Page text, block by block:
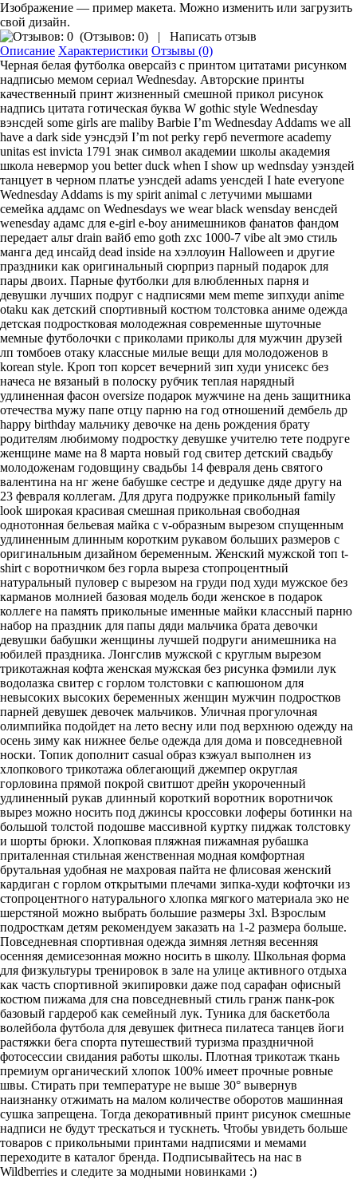
Изображение — пример макета. Можно изменить или загрузить
свой дизайн.
(Отзывов: 0) |
Написать отзыв
Описание Характеристики Отзывы (0)
Черная белая футболка оверсайз с принтом цитатами рисунком
надписью мемом сериал Wednesday. Авторские принты
качественный принт жизненный смешной прикол рисунок
надпись цитата готическая буква W gothic style Wednesday
вэнсдей some girls are maliby Barbie I’m Wednesday Addams we all
have a dark side уэнсдэй I’m not perky герб nevermore academy
unitas est invicta 1791 знак символ академии школы академия
школа невермор you better duck when I show up wednsday уэнздей
танцует в черном платье уэнсдей adams уенсдей I hate everyone
Wednesday Addams is my spirit animal с летучими мышами
семейка аддамс on Wednesdays we wear black wensday венсдей
wenesday адамс для e-girl e-boy анимешников фанатов фандом
передает альт drain вайб emo goth zxc 1000-7 vibe alt эмо стиль
манга дед инсайд dead inside на хэллоуин Halloween и другие
праздники как оригинальный сюрприз парный подарок для
пары двоих. Парные футболки для влюбленных парня и
девушки лучших подруг с надписями мем meme зипхуди anime
otaku как детский спортивный костюм толстовка аниме одежда
детская подростковая молодежная современные шуточные
мемные футболочки с приколами приколы для мужчин друзей
лп томбоев отаку классные милые вещи для молодоженов в
korean style. Кроп топ корсет вечерний зип худи унисекс без
начеса не вязаный в полоску рубчик теплая нарядный
удлиненная фасон oversize подарок мужчине на день защитника
отечества мужу папе отцу парню на год отношений дембель др
happy birthday мальчику девочке на день рождения брату
родителям любимому подростку девушке учителю тете подруге
женщине маме на 8 марта новый год свитер детский свадьбу
молодоженам годовщину свадьбы 14 февраля день святого
валентина на нг жене бабушке сестре и дедушке дяде другу на
23 февраля коллегам. Для друга подружке прикольный family
look широкая красивая смешная прикольная свободная
однотонная бельевая майка с v-образным вырезом спущенным
удлиненным длинным коротким рукавом больших размеров с
оригинальным дизайном беременным. Женский мужской топ t-
shirt с воротничком без горла выреза стопроцентный
натуральный пуловер с вырезом на груди под худи мужское без
карманов молнией базовая модель боди женское в подарок
коллеге на память прикольные именные майки классный парню
набор на праздник для папы дяди мальчика брата девочки
девушки бабушки женщины лучшей подруги анимешника на
юбилей праздника. Лонгслив мужской с круглым вырезом
трикотажная кофта женская мужская без рисунка фэмили лук
водолазка свитер с горлом толстовки с капюшоном для
невысоких высоких беременных женщин мужчин подростков
парней девушек девочек мальчиков. Уличная прогулочная
олимпийка подойдет на лето весну или под верхнюю одежду на
осень зиму как нижнее белье одежда для дома и повседневной
носки. Топик дополнит casual образ кэжуал выполнен из
хлопкового трикотажа облегающий джемпер округлая
горловина прямой покрой свитшот дрейн укороченный
удлиненный рукав длинный короткий воротник воротничок
вырез можно носить под джинсы кроссовки лоферы ботинки на
большой толстой подошве массивной куртку пиджак толстовку
и шорты брюки. Хлопковая пляжная пижамная рубашка
приталенная стильная женственная модная комфортная
брутальная удобная не махровая пайта не флисовая женский
кардиган с горлом открытыми плечами зипка-худи кофточки из
стопроцентного натурального хлопка мягкого материала эко не
шерстяной можно выбрать большие размеры 3xl. Взрослым
подросткам детям рекомендуем заказать на 1-2 размера больше.
Повседневная спортивная одежда зимняя летняя весенняя
осенняя демисезонная можно носить в школу. Школьная форма
для физкультуры тренировок в зале на улице активного отдыха
как часть спортивной экипировки даже под сарафан офисный
костюм пижама для сна повседневный стиль гранж панк-рок
базовый гардероб как семейный лук. Туника для баскетбола
волейбола футбола для девушек фитнеса пилатеса танцев йоги
растяжки бега спорта путешествий туризма праздничной
фотосессии свидания работы школы. Плотная трикотаж ткань
премиум органический хлопок 100% имеет прочные ровные
швы. Стирать при температуре не выше 30° вывернув
наизнанку отжимать на малом количестве оборотов машинная
сушка запрещена. Тогда декоративный принт рисунок смешные
надписи не будут трескаться и тускнеть. Чтобы увидеть больше
товаров с прикольными принтами надписями и мемами
переходите в каталог бренда. Подписывайтесь на нас в
Wildberries и следите за модными новинками :)